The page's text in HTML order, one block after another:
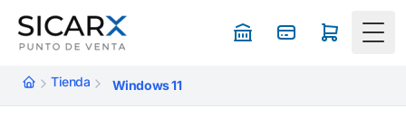
Tienda Windows 11